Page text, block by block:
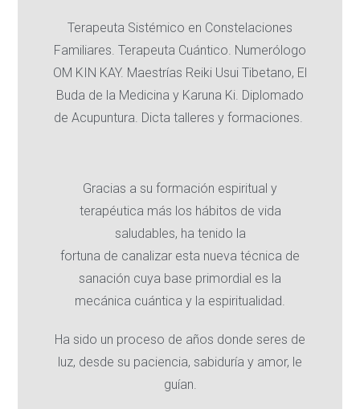
Terapeuta Sistémico en Constelaciones
Familiares. Terapeuta Cuántico. Numerólogo
OM KIN KAY. Maestrías Reiki Usui Tibetano, El
Buda de la Medicina y Karuna Ki. Diplomado
de Acupuntura. Dicta talleres y formaciones.
Gracias a su formación espiritual y
terapéutica más los hábitos de vida
saludables, ha tenido la
fortuna de canalizar esta nueva técnica de
sanación cuya base primordial es la
mecánica cuántica y la espiritualidad.
Ha sido un proceso de años donde seres de
luz, desde su paciencia, sabiduría y amor, le
guían.